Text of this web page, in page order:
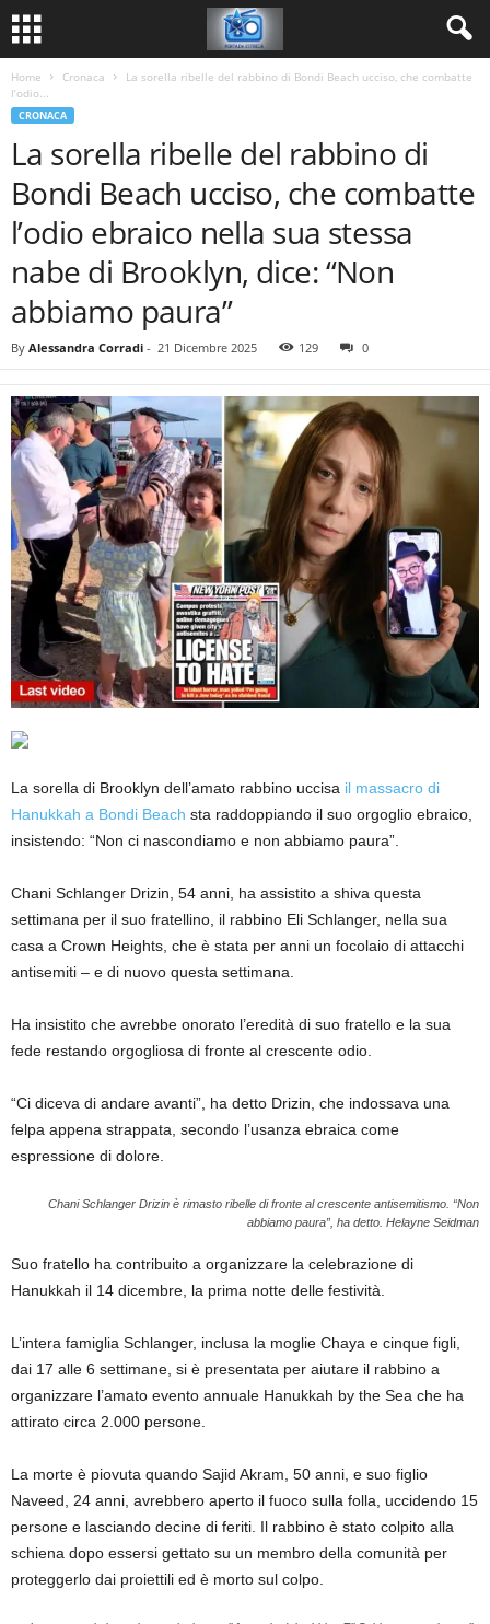
Home Cronaca
La sorella ribelle del rabbino di Bondi Beach ucciso, che combatte
l’odio...
CRONACA
La sorella ribelle del rabbino di
Bondi Beach ucciso, che combatte
l’odio ebraico nella sua stessa
nabe di Brooklyn, dice: “Non
abbiamo paura”
By Alessandra Corradi - 21 Dicembre 2025 129 0
La sorella di Brooklyn dell’amato rabbino uccisa il massacro di
Hanukkah a Bondi Beach sta raddoppiando il suo orgoglio ebraico,
insistendo: “Non ci nascondiamo e non abbiamo paura”.
Chani Schlanger Drizin, 54 anni, ha assistito a shiva questa
settimana per il suo fratellino, il rabbino Eli Schlanger, nella sua
casa a Crown Heights, che è stata per anni un focolaio di attacchi
antisemiti – e di nuovo questa settimana.
Ha insistito che avrebbe onorato l’eredità di suo fratello e la sua
fede restando orgogliosa di fronte al crescente odio.
“Ci diceva di andare avanti”, ha detto Drizin, che indossava una
felpa appena strappata, secondo l’usanza ebraica come
espressione di dolore.
Chani Schlanger Drizin è rimasto ribelle di fronte al crescente antisemitismo. “Non
abbiamo paura”, ha detto. Helayne Seidman
Suo fratello ha contribuito a organizzare la celebrazione di
Hanukkah il 14 dicembre, la prima notte delle festività.
L’intera famiglia Schlanger, inclusa la moglie Chaya e cinque figli,
dai 17 alle 6 settimane, si è presentata per aiutare il rabbino a
organizzare l’amato evento annuale Hanukkah by the Sea che ha
attirato circa 2.000 persone.
La morte è piovuta quando Sajid Akram, 50 anni, e suo figlio
Naveed, 24 anni, avrebbero aperto il fuoco sulla folla, uccidendo 15
persone e lasciando decine di feriti. Il rabbino è stato colpito alla
schiena dopo essersi gettato su un membro della comunità per
proteggerlo dai proiettili ed è morto sul colpo.